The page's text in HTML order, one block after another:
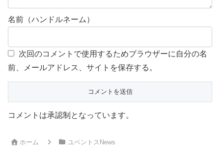
名前（ハンドルネーム）
次回のコメントで使用するためブラウザーに自分の名
前、メールアドレス、サイトを保存する。
コメントは承認制となっています。
ホーム ユベントスNews